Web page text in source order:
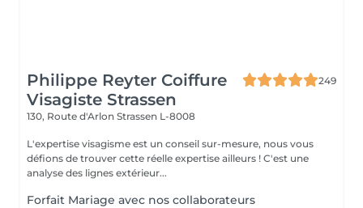
Philippe Reyter Coiffure
Visagiste Strassen
249
130, Route d'Arlon Strassen L-8008
L'expertise visagisme est un conseil sur-mesure, nous vous
défions de trouver cette réelle expertise ailleurs ! C'est une
analyse des lignes extérieur...
Forfait Mariage avec nos collaborateurs